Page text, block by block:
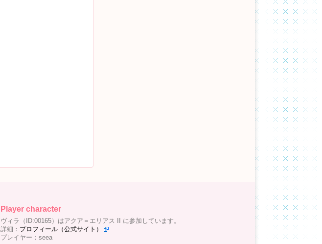
Player character
ヴィラ（ID:00165）はアクア＝エリアス II に参加しています。
詳細： プロフィール（公式サイト）
プレイヤー：seea